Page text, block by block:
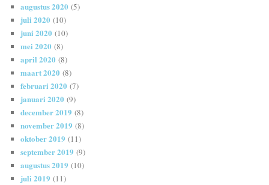
augustus 2020 (5)
juli 2020 (10)
juni 2020 (10)
mei 2020 (8)
april 2020 (8)
maart 2020 (8)
februari 2020 (7)
januari 2020 (9)
december 2019 (8)
november 2019 (8)
oktober 2019 (11)
september 2019 (9)
augustus 2019 (10)
juli 2019 (11)